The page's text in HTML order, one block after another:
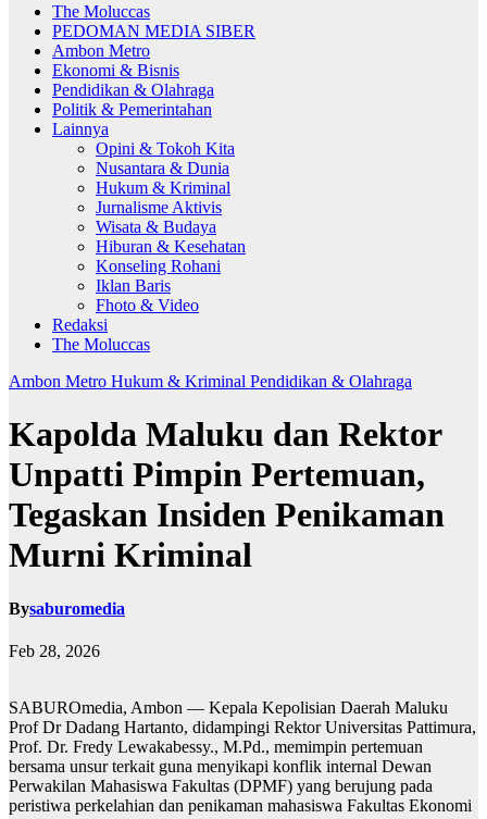
The Moluccas
PEDOMAN MEDIA SIBER
Ambon Metro
Ekonomi & Bisnis
Pendidikan & Olahraga
Politik & Pemerintahan
Lainnya
Opini & Tokoh Kita
Nusantara & Dunia
Hukum & Kriminal
Jurnalisme Aktivis
Wisata & Budaya
Hiburan & Kesehatan
Konseling Rohani
Iklan Baris
Fhoto & Video
Redaksi
The Moluccas
Ambon Metro Hukum & Kriminal Pendidikan & Olahraga
Kapolda Maluku dan Rektor
Unpatti Pimpin Pertemuan,
Tegaskan Insiden Penikaman
Murni Kriminal
Bysaburomedia
Feb 28, 2026
SABUROmedia, Ambon — Kepala Kepolisian Daerah Maluku
Prof Dr Dadang Hartanto, didampingi Rektor Universitas Pattimura,
Prof. Dr. Fredy Lewakabessy., M.Pd., memimpin pertemuan
bersama unsur terkait guna menyikapi konflik internal Dewan
Perwakilan Mahasiswa Fakultas (DPMF) yang berujung pada
peristiwa perkelahian dan penikaman mahasiswa Fakultas Ekonomi